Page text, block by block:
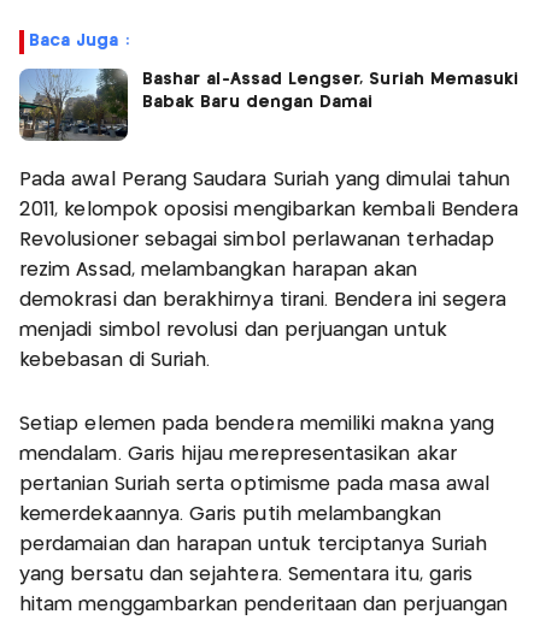
Baca Juga :
Bashar al-Assad Lengser, Suriah Memasuki
Babak Baru dengan Damai
Pada awal Perang Saudara Suriah yang dimulai tahun
2011, kelompok oposisi mengibarkan kembali Bendera
Revolusioner sebagai simbol perlawanan terhadap
rezim Assad, melambangkan harapan akan
demokrasi dan berakhirnya tirani. Bendera ini segera
menjadi simbol revolusi dan perjuangan untuk
kebebasan di Suriah.
Setiap elemen pada bendera memiliki makna yang
mendalam. Garis hijau merepresentasikan akar
pertanian Suriah serta optimisme pada masa awal
kemerdekaannya. Garis putih melambangkan
perdamaian dan harapan untuk terciptanya Suriah
yang bersatu dan sejahtera. Sementara itu, garis
hitam menggambarkan penderitaan dan perjuangan